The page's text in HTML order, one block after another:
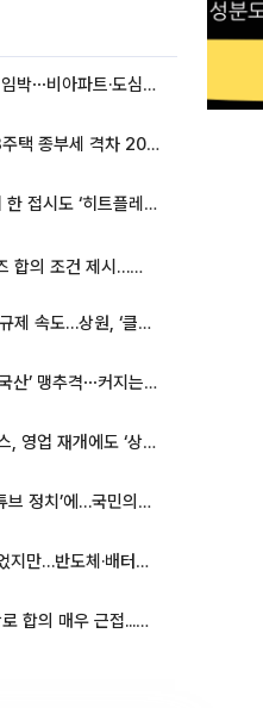
영끌 '주택공급' 대책 임박⋯비아파트·도심복합까지 총동원
종부세 개편에도…1·3주택 종부세 격차 2028년부터 확대
바다 태운 폭염에…회 한 접시도 ‘히트플레이션’
이란, 미국에 호르무즈 합의 조건 제시…美 “경기 아직 안 끝나” [종합]
미국, 가상자산 포괄 규제 속도…상원, ‘클래리티법’ 9월 절차투표 추진
맥북 품은 삼성에 ‘중국산’ 맹추격⋯커지는 노트북 OLED 시장
‘회생 D-3주’ 홈플러스, 영업 재개에도 ‘상품 공급망’ 복구가 생존 관건
우성빈 기장군수 ‘유튜브 정치’에…국민의힘 군의원들 집단 반발
‘한국판 IRA’ 베일 벗었지만…반도체·배터리 업계 “시행령이 관건”
이란 “호르무즈 새 항로 합의 매우 근접...미국 배상 먼저”